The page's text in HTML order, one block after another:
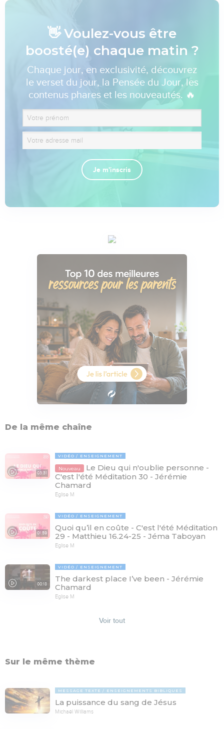
👋 Voulez-vous être
boosté(e) chaque matin ?
Chaque jour, en exclusivité, découvrez
le verset du jour, la Pensée du Jour, les
contenus phares et les nouveautés. 🔥
Je m'inscris
De la même chaîne
03:31
VIDÉO ENSEIGNEMENT
Nouveau
Le Dieu qui n'oublie personne -
C'est l'été Méditation 30 - Jérémie
Chamard
Eglise M
01:59
VIDÉO ENSEIGNEMENT
Quoi qu’il en coûte - C'est l'été Méditation
29 - Matthieu 16.24-25 - Jéma Taboyan
Eglise M
00:18
VIDÉO ENSEIGNEMENT
The darkest place I’ve been - Jérémie
Chamard
Eglise M
Voir tout
Sur le même thème
MESSAGE TEXTE ENSEIGNEMENTS BIBLIQUES
La puissance du sang de Jésus
Michaël Williams